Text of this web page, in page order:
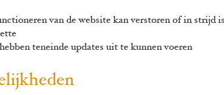
van de website kan verstoren of in strijd
teneinde updates uit te kunnen voeren